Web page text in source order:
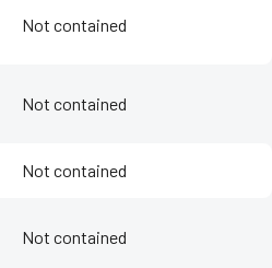
Not contained
Not contained
Not contained
Not contained